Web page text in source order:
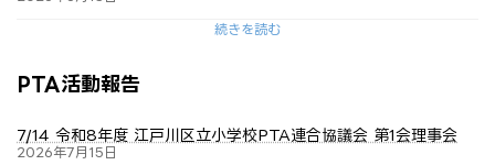
続きを読む
PTA活動報告
7/14 令和8年度 江戸川区立小学校PTA連合協議会 第1会理事会
2026年7月15日